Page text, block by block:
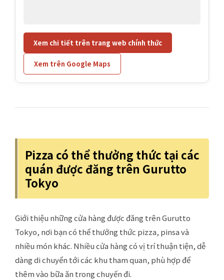
Xem chi tiết trên trang web chính thức
Xem trên Google Maps
Pizza có thể thưởng thức tại các
quán được đăng trên Gurutto
Tokyo
Giới thiệu những cửa hàng được đăng trên Gurutto
Tokyo, nơi bạn có thể thưởng thức pizza, pinsa và
nhiều món khác. Nhiều cửa hàng có vị trí thuận tiện, dễ
dàng di chuyển tới các khu tham quan, phù hợp để
thêm vào bữa ăn trong chuyến đi.